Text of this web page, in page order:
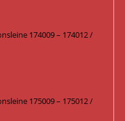
174009 – 174012 /
175009 – 175012 /